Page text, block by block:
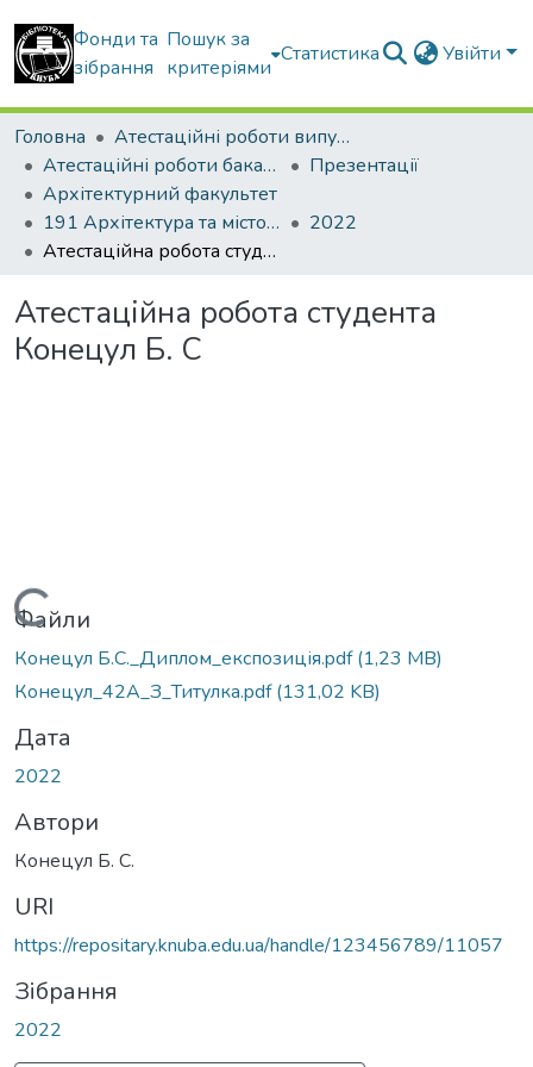
Фонди та
зібрання
Пошук за
критеріями
Статистика Увійти
Головна
Атестаційні роботи випускників
Атестаційні роботи бакалаврів
Презентації
Архітектурний факультет
191 Архітектура та містобудування
2022
Атестаційна робота студента Конецул Б. С
Атестаційна робота студента
Конецул Б. С
Вантажиться...
Файли
Конецул Б.С._Диплом_експозиція.pdf(1,23 MB)
Конецул_42А_З_Титулка.pdf(131,02 KB)
Дата
2022
Автори
Конецул Б. С.
URI
https://repositary.knuba.edu.ua/handle/123456789/11057
Зібрання
2022